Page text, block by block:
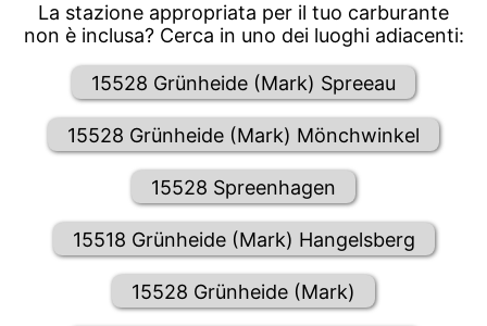
La stazione appropriata per il tuo carburante
non è inclusa? Cerca in uno dei luoghi adiacenti:
15528 Grünheide (Mark) Spreeau
15528 Grünheide (Mark) Mönchwinkel
15528 Spreenhagen
15518 Grünheide (Mark) Hangelsberg
15528 Grünheide (Mark)